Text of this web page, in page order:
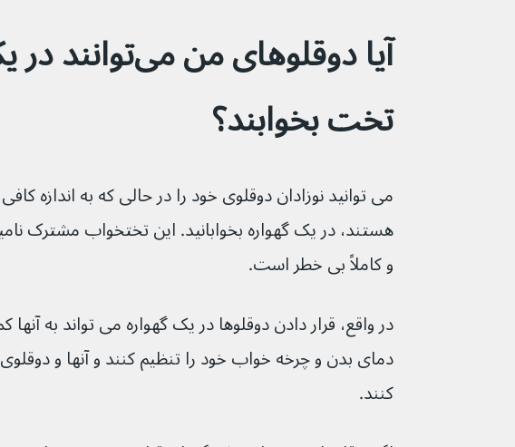
آیا دوقلوهای من
تخت بخوابند؟
می توانید نوزادان دوقلوی خود را در حالی که به اندازه
هستند، در یک گهواره بخوابانید. این تختخواب مشترک
و کاملاً بی خطر است.
در واقع، قرار دادن دوقلوها در یک گهواره می تواند به آنها
دمای بدن و چرخه خواب خود را تنظیم کنند و آنها و دوقلوی
کنند.